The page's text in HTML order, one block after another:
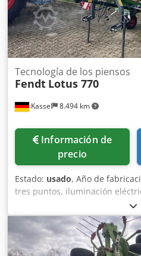
Kassel 8.494 km
Tecnología de los piensos
Fendt Lotus 770
Información de
precio
Estado: usado, Año de
tres puntos, iluminación
equipamiento CE, toma de
Cedeuifvlepfx Ac Tjha